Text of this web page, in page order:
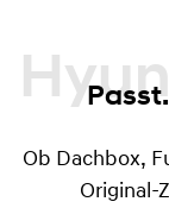
Ob Dachbox,
Original-